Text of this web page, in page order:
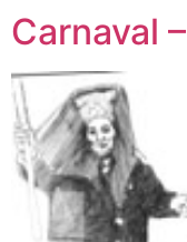
Carnaval